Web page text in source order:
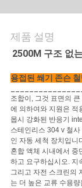
뉴
스
사
건
사
제품 설명
2500M 구조 없
용접된 쐐기 존슨
조합이, 그것 표면의
에 의하여와 지원은 적
몹시 강화된 반응기
스테인리스 304 v 철
인 자동 세척 장치입니
혼합 액체 시내에서 중
하고 요구하십시오. 지
그리고 자전 스크린의
는 더 높은 교류 수용